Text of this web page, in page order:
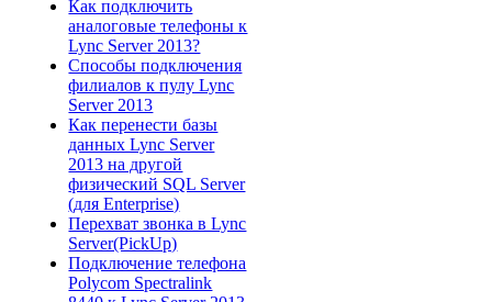
Как подключить
аналоговые телефоны к
Lync Server 2013?
Способы подключения
филиалов к пулу Lync
Server 2013
Как перенести базы
данных Lync Server
2013 на другой
физический SQL Server
(для Enterprise)
Перехват звонка в Lync
Server(PickUp)
Подключение телефона
Polycom Spectralink